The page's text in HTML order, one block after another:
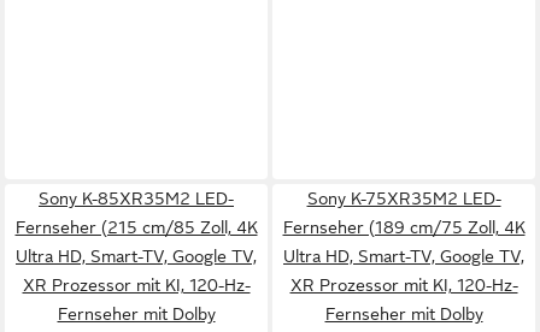
Sony K-85XR35M2 LED-
Fernseher (215 cm/85 Zoll, 4K
Ultra HD, Smart-TV, Google TV,
XR Prozessor mit KI, 120-Hz-
Fernseher mit Dolby
Sony K-75XR35M2 LED-
Fernseher (189 cm/75 Zoll, 4K
Ultra HD, Smart-TV, Google TV,
XR Prozessor mit KI, 120-Hz-
Fernseher mit Dolby